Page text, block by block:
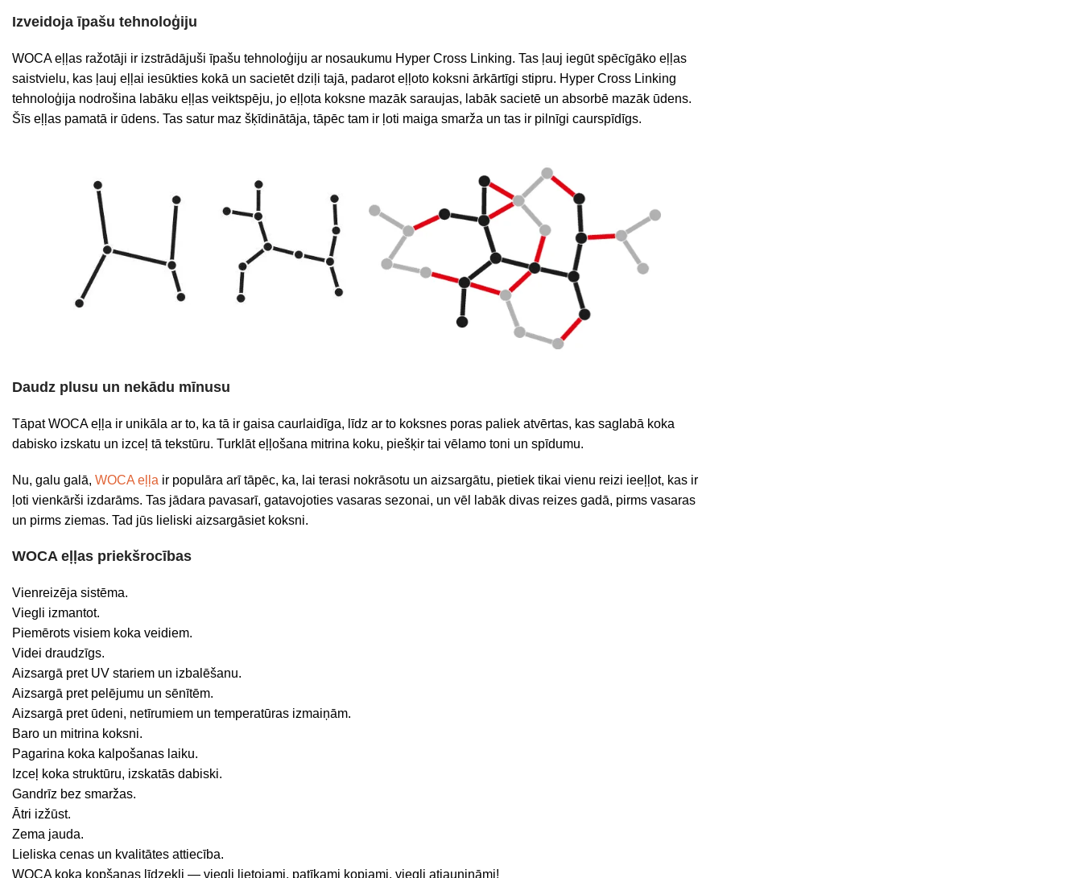
Izveidoja īpašu tehnoloģiju
WOCA eļļas ražotāji ir izstrādājuši īpašu tehnoloģiju ar nosaukumu Hyper Cross Linking. Tas ļauj iegūt spēcīgāko eļļas
saistvielu, kas ļauj eļļai iesūkties kokā un sacietēt dziļi tajā, padarot eļļoto koksni ārkārtīgi stipru. Hyper Cross Linking
tehnoloģija nodrošina labāku eļļas veiktspēju, jo eļļota koksne mazāk saraujas, labāk sacietē un absorbē mazāk ūdens.
Šīs eļļas pamatā ir ūdens. Tas satur maz šķīdinātāja, tāpēc tam ir ļoti maiga smarža un tas ir pilnīgi caurspīdīgs.
Daudz plusu un nekādu mīnusu
Tāpat WOCA eļļa ir unikāla ar to, ka tā ir gaisa caurlaidīga, līdz ar to koksnes poras paliek atvērtas, kas saglabā koka
dabisko izskatu un izceļ tā tekstūru. Turklāt eļļošana mitrina koku, piešķir tai vēlamo toni un spīdumu.
Nu, galu galā, WOCA eļļa ir populāra arī tāpēc, ka, lai terasi nokrāsotu un aizsargātu, pietiek tikai vienu reizi ieeļļot, kas ir
ļoti vienkārši izdarāms. Tas jādara pavasarī, gatavojoties vasaras sezonai, un vēl labāk divas reizes gadā, pirms vasaras
un pirms ziemas. Tad jūs lieliski aizsargāsiet koksni.
WOCA eļļas priekšrocības
Vienreizēja sistēma.
Viegli izmantot.
Piemērots visiem koka veidiem.
Videi draudzīgs.
Aizsargā pret UV stariem un izbalēšanu.
Aizsargā pret pelējumu un sēnītēm.
Aizsargā pret ūdeni, netīrumiem un temperatūras izmaiņām.
Baro un mitrina koksni.
Pagarina koka kalpošanas laiku.
Izceļ koka struktūru, izskatās dabiski.
Gandrīz bez smaržas.
Ātri izžūst.
Zema jauda.
Lieliska cenas un kvalitātes attiecība.
WOCA koka kopšanas līdzekļi — viegli lietojami, patīkami kopjami, viegli atjaunināmi!